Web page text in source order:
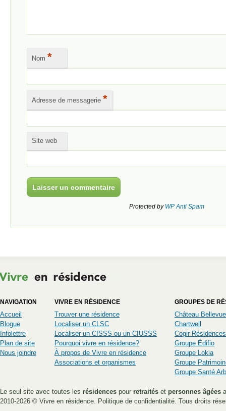
Nom *
Adresse de messagerie *
Site web
Protected by WP Anti Spam
NAVIGATION
Accueil
Blogue
Infolettre
Plan de site
Nous joindre
VIVRE EN RÉSIDENCE
Trouver une résidence
Localiser un CLSC
Localiser un CISSS ou un CIUSSS
Pourquoi vivre en résidence?
À propos de Vivre en résidence
Associations et organismes
GROUPES DE
Château Bellevue
Chartwell
Cogir Résidences
Groupe Édifio
Groupe Lokia
Groupe
Groupe Santé
Le seul site avec toutes les résidences pour retraités et personnes âgées
2010-2026 © Vivre en résidence Politique de confidentialité . Tous droits